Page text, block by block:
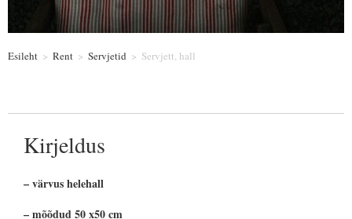
Esileht > Rent > Servjetid > Servjett, hall
Kirjeldus
– värvus helehall
– mõõdud 50 x50 cm